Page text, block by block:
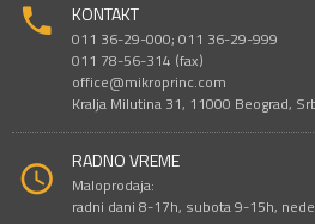
KONTAKT
011 36-29-000; 011 36-29-999
011 78-56-314 (fax)
office@mikroprinc.com
Kralja Milutina 31, 11000 Beograd,
RADNO VREME
Maloprodaja:
radni dani 8-17h, subota 9-15h,